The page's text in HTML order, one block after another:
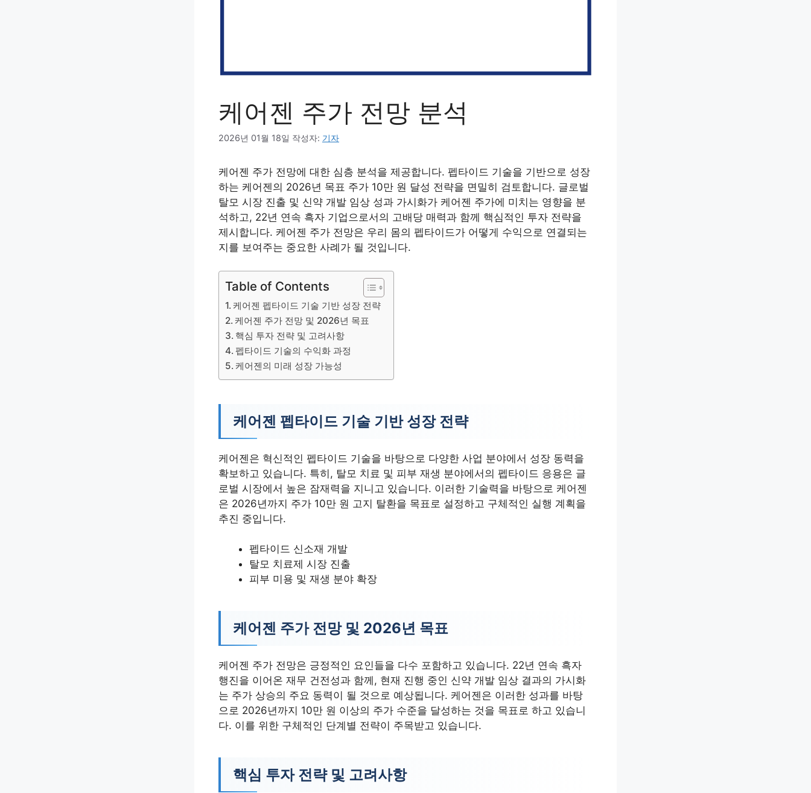
케어젠 주가 전망 분석
2026년 01월 18일 작성자: 기자
케어젠 주가 전망에 대한 심층 분석을 제공합니다. 펩타이드 기술을 기반으로 성장
하는 케어젠의 2026년 목표 주가 10만 원 달성 전략을 면밀히 검토합니다. 글로벌
탈모 시장 진출 및 신약 개발 임상 성과 가시화가 케어젠 주가에 미치는 영향을 분
석하고, 22년 연속 흑자 기업으로서의 고배당 매력과 함께 핵심적인 투자 전략을
제시합니다. 케어젠 주가 전망은 우리 몸의 펩타이드가 어떻게 수익으로 연결되는
지를 보여주는 중요한 사례가 될 것입니다.
Table of Contents
케어젠 펩타이드 기술 기반 성장 전략
케어젠 주가 전망 및 2026년 목표
핵심 투자 전략 및 고려사항
펩타이드 기술의 수익화 과정
케어젠의 미래 성장 가능성
케어젠 펩타이드 기술 기반 성장 전략
케어젠은 혁신적인 펩타이드 기술을 바탕으로 다양한 사업 분야에서 성장 동력을
확보하고 있습니다. 특히, 탈모 치료 및 피부 재생 분야에서의 펩타이드 응용은 글
로벌 시장에서 높은 잠재력을 지니고 있습니다. 이러한 기술력을 바탕으로 케어젠
은 2026년까지 주가 10만 원 고지 탈환을 목표로 설정하고 구체적인 실행 계획을
추진 중입니다.
펩타이드 신소재 개발
탈모 치료제 시장 진출
피부 미용 및 재생 분야 확장
케어젠 주가 전망 및 2026년 목표
케어젠 주가 전망은 긍정적인 요인들을 다수 포함하고 있습니다. 22년 연속 흑자
행진을 이어온 재무 건전성과 함께, 현재 진행 중인 신약 개발 임상 결과의 가시화
는 주가 상승의 주요 동력이 될 것으로 예상됩니다. 케어젠은 이러한 성과를 바탕
으로 2026년까지 10만 원 이상의 주가 수준을 달성하는 것을 목표로 하고 있습니
다. 이를 위한 구체적인 단계별 전략이 주목받고 있습니다.
핵심 투자 전략 및 고려사항